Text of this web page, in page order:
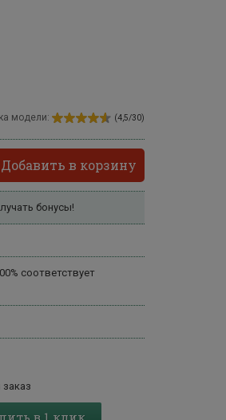
модели: (4,5/30)
Добавить в корзину
бонусы!
соответствует
в 1 клик